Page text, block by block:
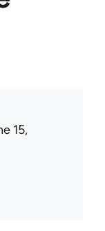
15,